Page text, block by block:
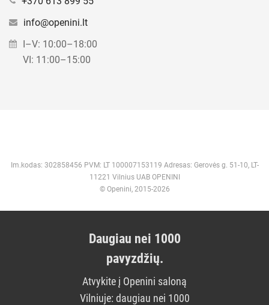
info@openini.lt
I–V: 10:00–18:00
VI: 11:00–15:00
Im.kodas: 302858456 PVM: LT 100007153119 Adresas: Gerovės g. 51-10, LT-
11221 Vilnius UAB OPENINI
© Openini, 2015-2026
Daugiau nei 1000
pavyzdžių.
Atvykite į Openini saloną
Vilniuje: daugiau nei 1000